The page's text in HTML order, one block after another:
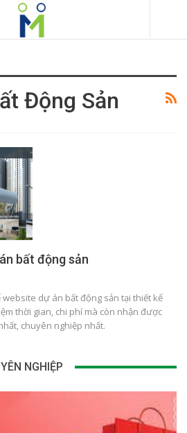
Động Sản
bất động sản
dự án bất động sản tại thiết kế
thời gian, chi phí mà còn nhận được
chuyên nghiệp nhất.
NGHIỆP